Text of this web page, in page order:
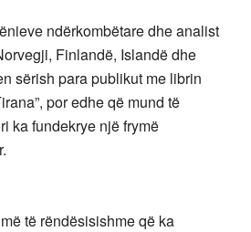
ndërkombëtare dhe analist
Finlandë, Islandë dhe
sërish para publikut me librin
por edhe që mund të
ka fundekrye një frymë
të rëndësisishme që ka